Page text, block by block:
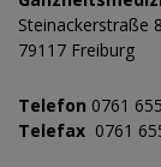
Steinackerstraße 8
79117 Freiburg
Telefon 0761
Telefax 0761